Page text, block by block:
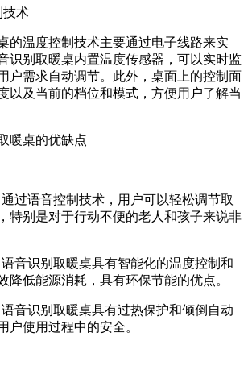
术
温度控制技术主要通过电子线路来实
识别取暖桌内置温度传感器，可以实时监
户需求自动调节。此外，桌面上的控制面
以及当前的档位和模式，方便用户了解当
桌的优缺点
语音控制技术，用户可以轻松调节取
特别是对于行动不便的老人和孩子来说非
识别取暖桌具有智能化的温度控制和
降低能源消耗，具有环保节能的优点。
识别取暖桌具有过热保护和倾倒自动
户使用过程中的安全。